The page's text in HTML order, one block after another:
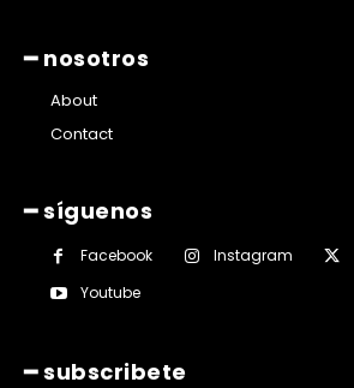
━ nosotros
About
Contact
━ síguenos
Facebook Instagram
Youtube
━ subscribete